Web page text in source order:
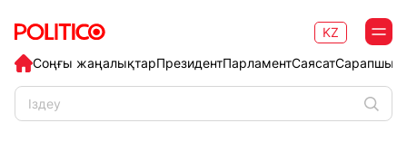
Соңғы жаңалықтарПрезидентПарламентСаясат
KZ